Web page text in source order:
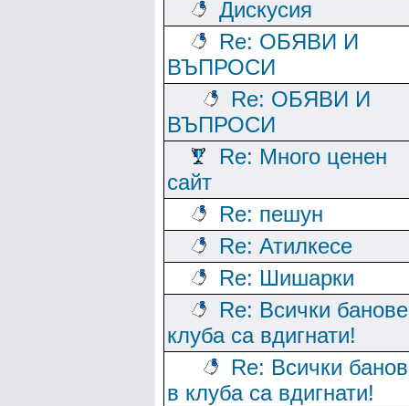
Дискусия
Re: ОБЯВИ И
ВЪПРОСИ
Re: ОБЯВИ И
ВЪПРОСИ
Re: Много ценен
сайт
Re: пешун
Re: Атилкесе
Re: Шишарки
Re: Всички
клуба са вдигнати!
Re: Всички
в клуба са вдигнати!